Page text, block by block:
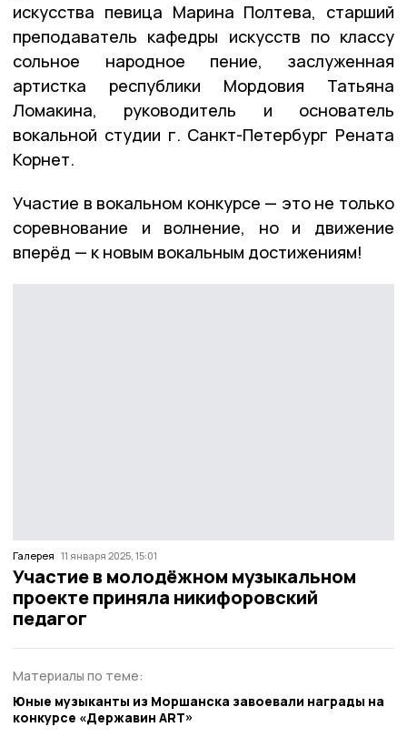
искусства певица Марина Полтева, старший
преподаватель кафедры искусств по классу
сольное народное пение, заслуженная
артистка республики Мордовия Татьяна
Ломакина, руководитель и основатель
вокальной студии г. Санкт-Петербург Рената
Корнет.
Участие в вокальном конкурсе — это не только
соревнование и волнение, но и движение
вперёд — к новым вокальным достижениям!
Галерея 11 января 2025, 15:01
Участие в молодёжном музыкальном
проекте приняла никифоровский
педагог
Материалы по теме:
Юные музыканты из Моршанска завоевали награды на
конкурсе «Державин ART»